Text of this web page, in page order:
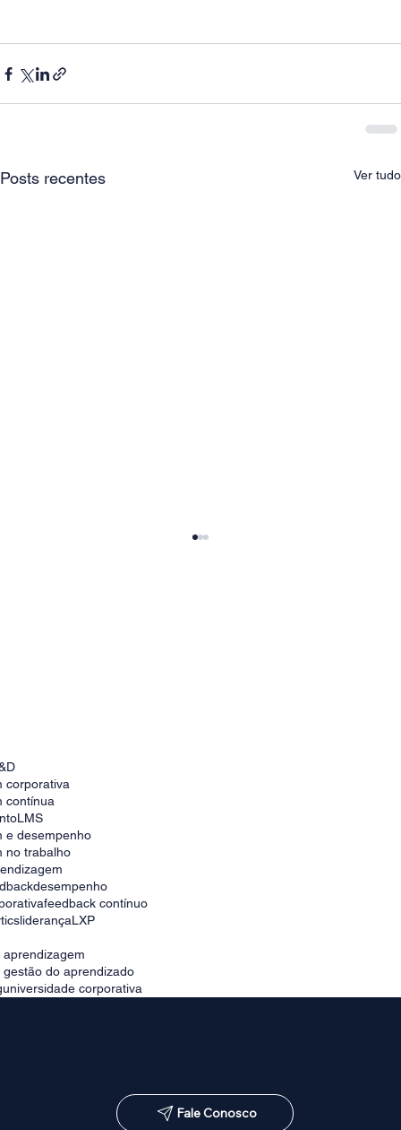
Posts recentes Ver tudo
corporativa
contínua
LMS
e desempenho
no trabalho
desempenho
feedback contínuo
liderançaLXP
do aprendizado
universidade corporativa
Fale Conosco